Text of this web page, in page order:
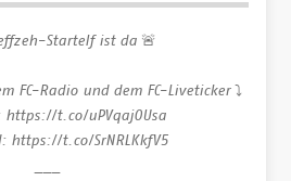
-Startelf ist da 🚨
FC-Radio und dem FC-Liveticker ⤵
https://t.co/uPVqajOUsa
https://t.co/SrNRLKkfV5